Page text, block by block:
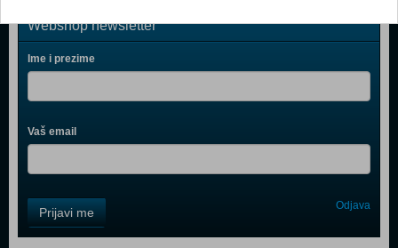
Webshop newsletter
Ime i prezime
Vaš email
Field
One
Prijavi me Odjava